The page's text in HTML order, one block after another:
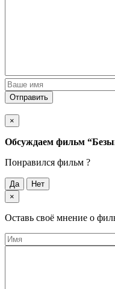
Отправить
×
Обсуждаем фильм
Понравился фильм ?
Да
Нет
×
Оставь своё мнение о